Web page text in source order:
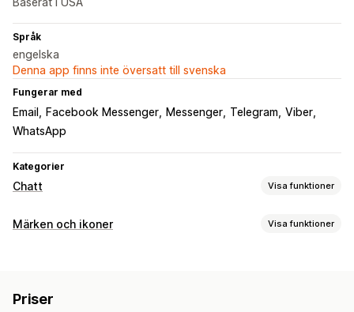
Språk
engelska
Denna app finns inte översatt till svenska
Fungerar med
Email Facebook Messenger Messenger Telegram Viber
WhatsApp
Kategorier
Chatt Visa funktioner
Anpassning
Märken och ikoner Visa funktioner
Priser